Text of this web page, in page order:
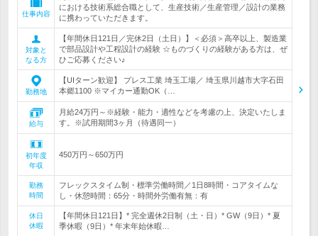
仕事内容
における技術系総合職として、生産技術／生産管理／設計の業務
に携わっていただきます。
対象と
なる方
【年間休日121日／完休2日（土日）】＜必須＞高卒以上、製造業
で部品設計や工程設計の経験 ☆ものづくりの経験がある方は、ぜ
ひご応募ください♪
勤務地
【UIターン歓迎】 プレス工業 埼玉工場／ 埼玉県川越市大字石田
本郷1100 ※マイカー通勤OK（…
給与
月給24万円～※経験・能力・適性などを考慮の上、決定いたしま
す。※試用期間3ヶ月（待遇同一）
初年度
年収
450万円～650万円
勤務
時間
フレックスタイム制・標準労働時間／1日8時間・コアタイムな
し・休憩時間：65分・時間外労働有無：有
休日
休暇
【年間休日121日】* 完全週休2日制（土・日）* GW（9日）* 夏
季休暇（9日）* 年末年始休暇…